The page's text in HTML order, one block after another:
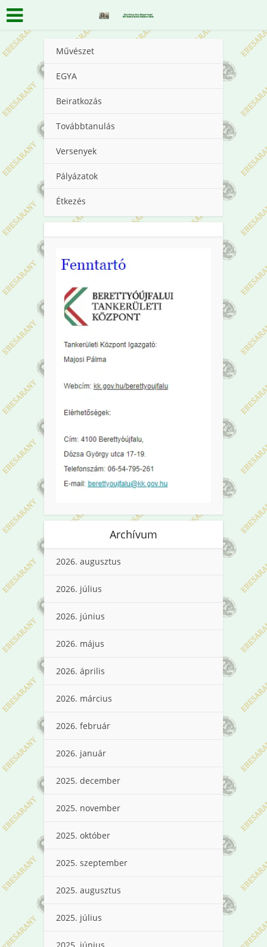
Művészet
EGYA
Beiratkozás
Továbbtanulás
Versenyek
Pályázatok
Étkezés
Archívum
2026. augusztus
2026. július
2026. június
2026. május
2026. április
2026. március
2026. február
2026. január
2025. december
2025. november
2025. október
2025. szeptember
2025. augusztus
2025. július